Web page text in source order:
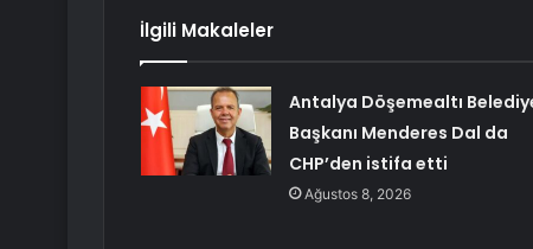
İlgili Makaleler
Antalya Döşemealtı
Başkanı Menderes Dal da
CHP’den istifa etti
Ağustos 8, 2026